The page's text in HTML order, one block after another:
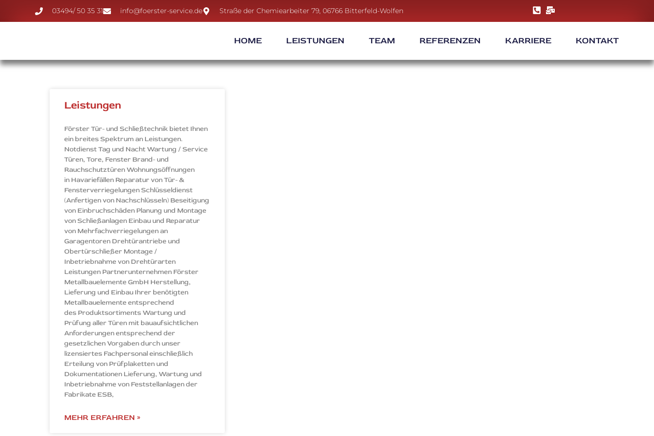
03494/ 50 35 31 info@foerster-service.de Straße der Chemiearbeiter 79, 06766 Bitterfeld-Wolfen
HOME LEISTUNGEN TEAM REFERENZEN KARRIERE KONTAKT
Leistungen
Förster Tür- und Schließtechnik bietet Ihnen
ein breites Spektrum an Leistungen.
Notdienst Tag und Nacht Wartung / Service
Türen, Tore, Fenster Brand- und
Rauchschutztüren Wohnungsöffnungen
in Havariefällen Reparatur von Tür- &
Fensterverriegelungen Schlüsseldienst
(Anfertigen von Nachschlüsseln) Beseitigung
von Einbruchschäden Planung und Montage
von Schließanlagen Einbau und Reparatur
von Mehrfachverriegelungen an
Garagentoren Drehtürantriebe und
Obertürschließer Montage /
Inbetriebnahme von Drehtürarten
Leistungen Partnerunternehmen Förster
Metallbauelemente GmbH Herstellung,
Lieferung und Einbau Ihrer benötigten
Metallbauelemente entsprechend
des Produktsortiments Wartung und
Prüfung aller Türen mit bauaufsichtlichen
Anforderungen entsprechend der
gesetzlichen Vorgaben durch unser
lizensiertes Fachpersonal einschließlich
Erteilung von Prüfplaketten und
Dokumentationen Lieferung, Wartung und
Inbetriebnahme von Feststellanlagen der
Fabrikate ESB,
MEHR ERFAHREN »